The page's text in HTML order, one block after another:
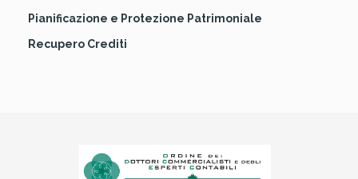
Pianificazione e Protezione Patrimoniale
Recupero Crediti